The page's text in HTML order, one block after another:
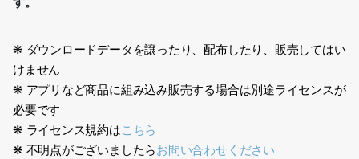
❋ ダウンロードデータを譲ったり、配布したり、販売してはい
けません
❋ アプリなど商品に組み込み販売する場合は別途ライセンスが
必要です
❋ ライセンス規約はこちら
❋ 不明点がございましたらお問い合わせください